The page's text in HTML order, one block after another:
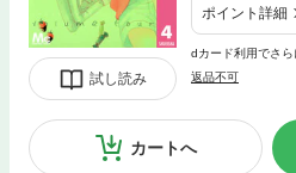
試し読み
ポイント詳細
dカード利用でさ
返品不可
カートへ